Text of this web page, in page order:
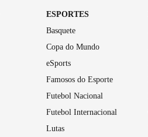
ESPORTES
Basquete
Copa do Mundo
eSports
Famosos do Esporte
Futebol Nacional
Futebol Internacional
Lutas